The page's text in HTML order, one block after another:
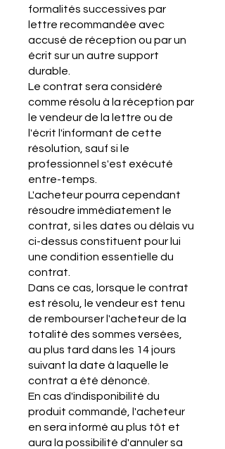
formalités successives par
lettre recommandée avec
accusé de réception ou par un
écrit sur un autre support
durable.
Le contrat sera considéré
comme résolu à la réception par
le vendeur de la lettre ou de
l'écrit l'informant de cette
résolution, sauf si le
professionnel s'est exécuté
entre-temps.
L'acheteur pourra cependant
résoudre immédiatement le
contrat, si les dates ou délais vu
ci-dessus constituent pour lui
une condition essentielle du
contrat.
Dans ce cas, lorsque le contrat
est résolu, le vendeur est tenu
de rembourser l'acheteur de la
totalité des sommes versées,
au plus tard dans les 14 jours
suivant la date à laquelle le
contrat a été dénoncé.
En cas d'indisponibilité du
produit commandé, l'acheteur
en sera informé au plus tôt et
aura la possibilité d'annuler sa